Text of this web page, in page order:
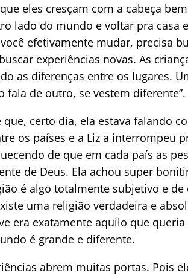
eles cresçam com a cabeça
lado do mundo e voltar pra casa
efetivamente mudar, precisa
experiências novas. As
as diferenças entre os lugares.
fala de outro, se vestem diferente”.
que, certo dia, ela estava falando
os países e a Liz a interrompeu
de que em cada país as
de Deus. Ela achou super
é algo totalmente subjetivo e de
uma religião verdadeira e
era exatamente aquilo que
é grande e diferente.
abrem muitas portas. Pois